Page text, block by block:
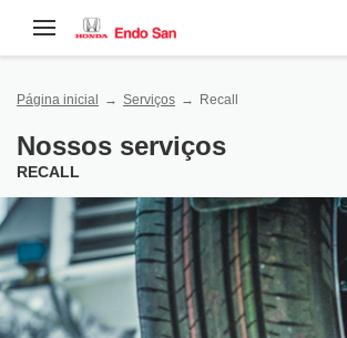
Página inicial Serviços Recall
Nossos serviços
RECALL